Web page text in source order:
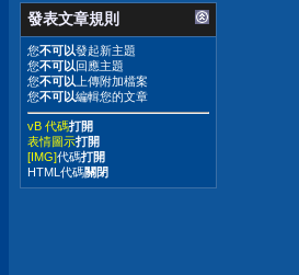
發表文章規則
您不可以發起新主題
您不可以 回應主題
您不可以 上傳附加檔案
您不可以編輯您的文章
vB 代碼打開
表情圖示打開
[IMG]代碼打開
HTML代碼關閉